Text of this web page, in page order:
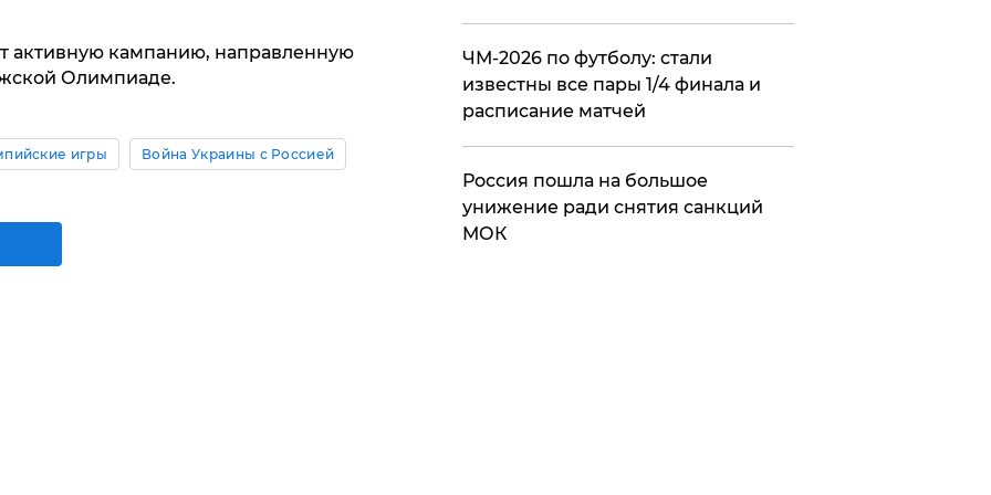
активную кампанию, направленную
Олимпиаде.
игры Война Украины с Россией
ЧМ-2026 по футболу: стали
известны все пары 1/4 финала и
расписание матчей
Россия пошла на большое
унижение ради снятия санкций
МОК